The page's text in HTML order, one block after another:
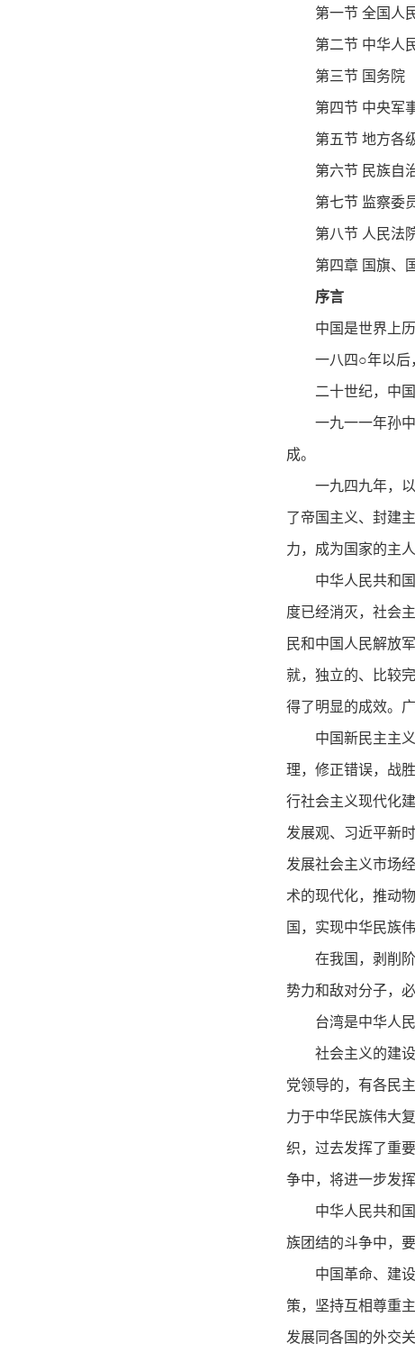
第一节 全国人
第二节 中华人
第三节 国务院
第四节 中央军
第五节 地方各
第六节 民族自
第七节 监察委
第八节 人民法
第四章 国旗、
序言
中国是世界上
一八四○年以后
二十世纪，中
一九一一年孙
成。
一九四九年，
了帝国主义、封建
力，成为国家的主人
中华人民共和
度已经消灭，社会
民和中国人民解放
就，独立的、比较
得了明显的成效。
中国新民主主
理，修正错误，战
行社会主义现代化
发展观、习近平新
发展社会主义市场
术的现代化，推动
国，实现中华民族
在我国，剥削
势力和敌对分子，
台湾是中华人
社会主义的建
党领导的，有各民
力于中华民族伟大
织，过去发挥了重
争中，将进一步发
中华人民共和
族团结的斗争中，
中国革命、建
策，坚持互相尊重
发展同各国的外交